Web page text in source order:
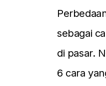
sebagai
di pasar.
6 cara